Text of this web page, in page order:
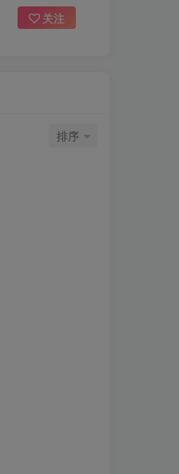
关注
排序